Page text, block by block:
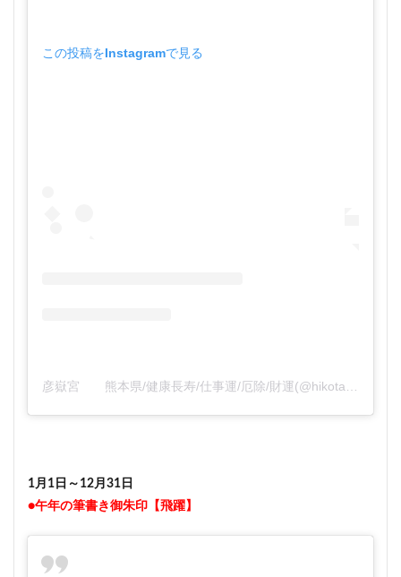
この投稿をInstagramで見る
1月1日～12月31日
●午年の筆書き御朱印【飛躍】